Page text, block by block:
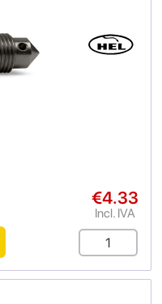
€4.33
Incl. IVA